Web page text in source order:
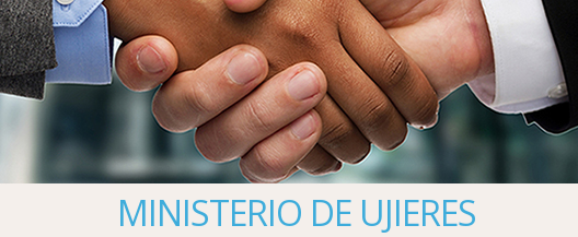
MINISTERIO DE UJIERES